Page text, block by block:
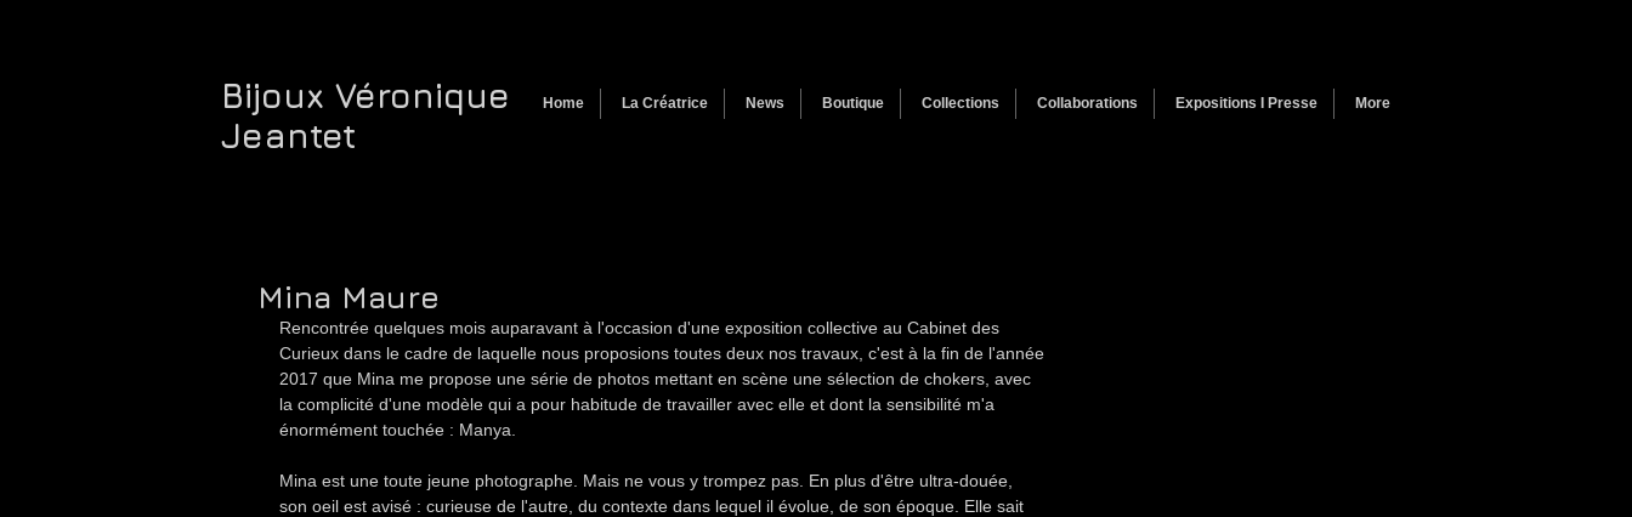
Bijoux Véronique
Jeantet
Home La Créatrice News Boutique Collections Collaborations Expositions I Presse More
Mina Maure
Rencontrée quelques mois auparavant à l'occasion d'une exposition collective au Cabinet des
Curieux dans le cadre de laquelle nous proposions toutes deux nos travaux, c'est à la fin de l'année
2017 que Mina me propose une série de photos mettant en scène une sélection de chokers, avec
la complicité d'une modèle qui a pour habitude de travailler avec elle et dont la sensibilité m'a
énormément touchée : Manya.
Mina est une toute jeune photographe. Mais ne vous y trompez pas. En plus d'être ultra-douée,
son oeil est avisé : curieuse de l'autre, du contexte dans lequel il évolue, de son époque. Elle sait